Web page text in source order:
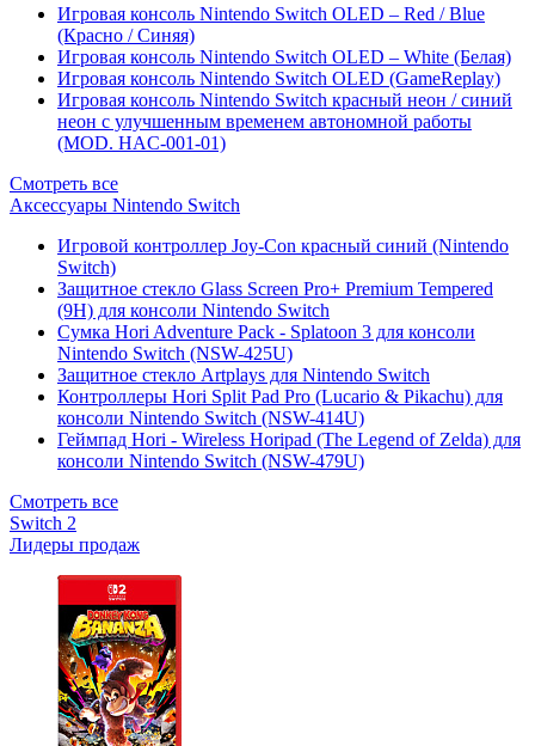
Игровая консоль Nintendo Switch OLED – Red / Blue
(Красно / Синяя)
Игровая консоль Nintendo Switch OLED – White (Белая)
Игровая консоль Nintendo Switch OLED (GameReplay)
Игровая консоль Nintendo Switch красный неон / синий
неон с улучшенным временем автономной работы
(MOD. HAC-001-01)
Смотреть все
Аксессуары Nintendo Switch
Игровой контроллер Joy-Con красный синий (Nintendo
Switch)
Защитное стекло Glass Screen Pro+ Premium Tempered
(9H) для консоли Nintendo Switch
Сумка Hori Adventure Pack - Splatoon 3 для консоли
Nintendo Switch (NSW-425U)
Защитное стекло Artplays для Nintendo Switch
Контроллеры Hori Split Pad Pro (Lucario & Pikachu) для
консоли Nintendo Switch (NSW-414U)
Геймпад Hori - Wireless Horipad (The Legend of Zelda) для
консоли Nintendo Switch (NSW-479U)
Смотреть все
Switch 2
Лидеры продаж